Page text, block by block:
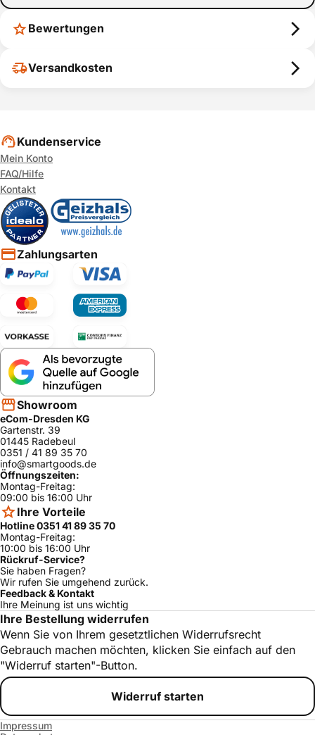
Bewertungen
Versandkosten
Kundenservice
Mein Konto
FAQ/Hilfe
Kontakt
Zahlungsarten
Showroom
eCom-Dresden KG
Gartenstr. 39
01445 Radebeul
0351 / 41 89 35 70
info@smartgoods.de
Öffnungszeiten:
Montag-Freitag:
09:00 bis 16:00 Uhr
Ihre Vorteile
Hotline 0351 41 89 35 70
Montag-Freitag:
10:00 bis 16:00 Uhr
Rückruf-Service?
Sie haben Fragen?
Wir rufen Sie umgehend zurück.
Feedback & Kontakt
Ihre Meinung ist uns wichtig
Ihre Bestellung widerrufen
Wenn Sie von Ihrem gesetztlichen Widerrufsrecht
Gebrauch machen möchten, klicken Sie einfach auf den
"Widerruf starten"-Button.
Widerruf starten
Impressum